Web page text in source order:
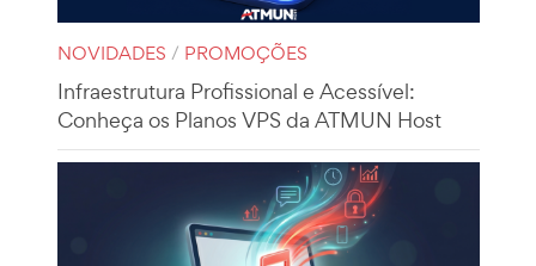
NOVIDADES / PROMOÇÕES
Infraestrutura Profissional e Acessível:
Conheça os Planos VPS da ATMUN Host